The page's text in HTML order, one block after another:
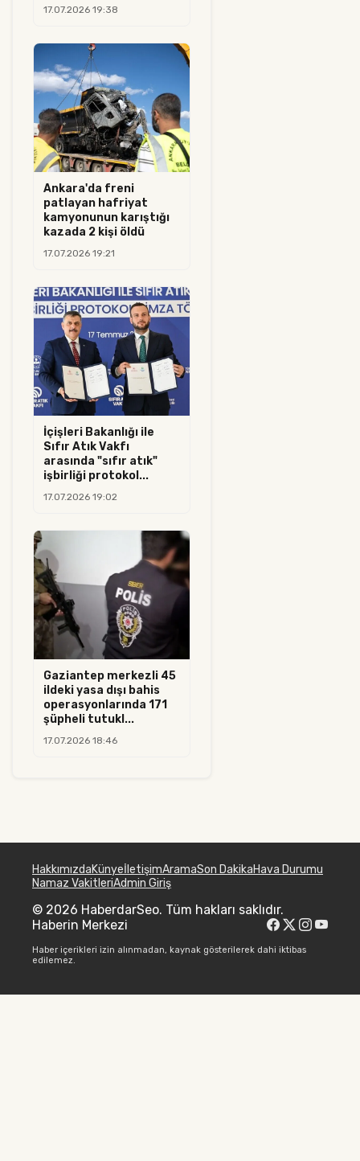
17.07.2026 19:38
Ankara'da freni
patlayan hafriyat
kamyonunun karıştığı
kazada 2 kişi öldü
17.07.2026 19:21
İçişleri Bakanlığı ile
Sıfır Atık Vakfı
arasında "sıfır atık"
işbirliği protokol...
17.07.2026 19:02
Gaziantep merkezli 45
ildeki yasa dışı bahis
operasyonlarında 171
şüpheli tutukl...
17.07.2026 18:46
HakkımızdaKünyeİletişimAramaSon DakikaHava Durumu
Namaz VakitleriAdmin Giriş
© 2026 HaberdarSeo. Tüm hakları saklıdır.
Haberin Merkezi
Haber içerikleri izin alınmadan, kaynak gösterilerek dahi iktibas
edilemez.